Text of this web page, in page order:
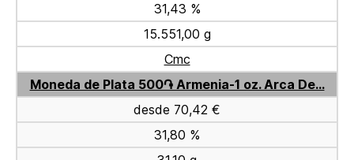
31,43 %
15.551,00 g
Cmc
Moneda de Plata 500֏ Armenia-1 oz. Arca De...
desde 70,42 €
31,80 %